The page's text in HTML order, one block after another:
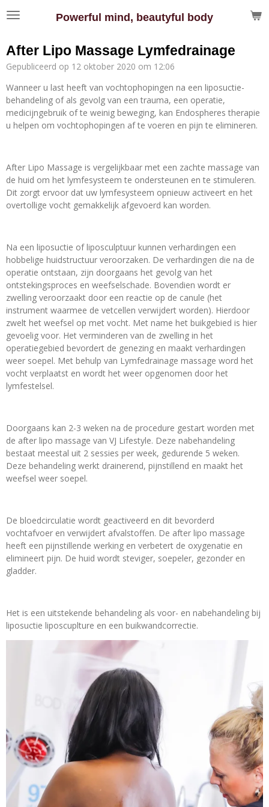
Ga
de
hoofdinhoud
Powerful mind, beautyful body
After Lipo Massage Lymfedrainage
Gepubliceerd op 12 oktober 2020 om 12:06
Wanneer u last heeft van vochtophopingen na een liposuctie-
behandeling of als gevolg van een trauma, een operatie,
medicijngebruik of te weinig beweging, kan Endospheres therapie
u helpen om vochtophopingen af te voeren en pijn te elimineren.
After Lipo Massage is vergelijkbaar met een zachte massage van
de huid om het lymfesysteem te ondersteunen en te stimuleren.
Dit zorgt ervoor dat uw lymfesysteem opnieuw activeert en het
overtollige vocht gemakkelijk afgevoerd kan worden.
Na een liposuctie of liposculptuur kunnen verhardingen een
hobbelige huidstructuur veroorzaken. De verhardingen die na de
operatie ontstaan, zijn doorgaans het gevolg van het
ontstekingsproces en weefselschade. Bovendien wordt er
zwelling veroorzaakt door een reactie op de canule (het
instrument waarmee de vetcellen verwijdert worden). Hierdoor
zwelt het weefsel op met vocht. Met name het buikgebied is hier
gevoelig voor. Het verminderen van de zwelling in het
operatiegebied bevordert de genezing en maakt verhardingen
weer soepel. Met behulp van Lymfedrainage massage word het
vocht verplaatst en wordt het weer opgenomen door het
lymfestelsel.
Doorgaans kan 2-3 weken na de procedure gestart worden met
de after lipo massage van VJ Lifestyle. Deze nabehandeling
bestaat meestal uit 2 sessies per week, gedurende 5 weken.
Deze behandeling werkt drainerend, pijnstillend en maakt het
weefsel weer soepel.
De bloedcirculatie wordt geactiveerd en dit bevorderd
vochtafvoer en verwijdert afvalstoffen. De after lipo massage
heeft een pijnstillende werking en verbetert de oxygenatie en
elimineert pijn. De huid wordt steviger, soepeler, gezonder en
gladder.
Het is een uitstekende behandeling als voor- en nabehandeling bij
liposuctie liposcuplture en een buikwandcorrectie.